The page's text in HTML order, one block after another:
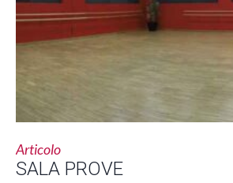
Articolo
SALA PROVE